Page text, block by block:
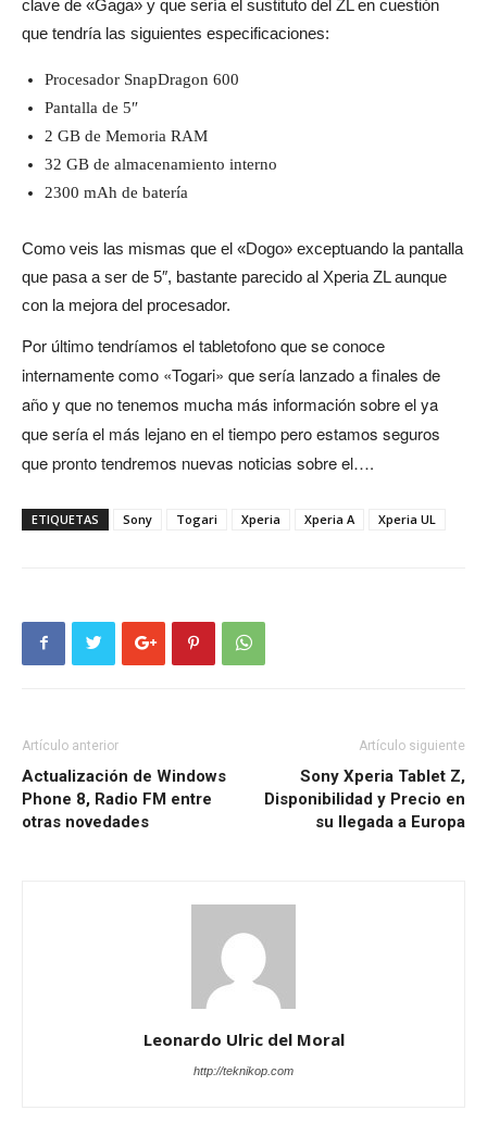
clave de «Gaga» y que sería el sustituto del ZL en cuestión
que tendría las siguientes especificaciones:
Procesador SnapDragon 600
Pantalla de 5″
2 GB de Memoria RAM
32 GB de almacenamiento interno
2300 mAh de batería
Como veis las mismas que el «Dogo» exceptuando la pantalla
que pasa a ser de 5″, bastante parecido al Xperia ZL aunque
con la mejora del procesador.
Por últimotendríamos el tabletofono que se conoce
internamente como «Togari» que sería lanzado a finales de
año y que no tenemos mucha más informaciónsobre el ya
que sería el más lejano en el tiempo pero estamos seguros
que pronto tendremos nuevas noticias sobre el….
ETIQUETAS Sony Togari Xperia Xperia A Xperia UL
Artículo anterior
Actualización de Windows
Phone 8, Radio FM entre
otras novedades
Artículo siguiente
Sony Xperia Tablet Z,
Disponibilidad y Precio en
su llegada a Europa
Leonardo Ulric del Moral
http://teknikop.com